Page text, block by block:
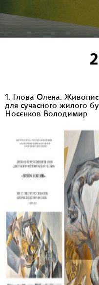
1. Глова Олена.
для сучасного жилого
Носєнков Володимир